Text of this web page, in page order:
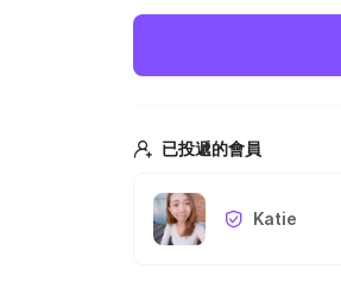
已投遞的會員
Katie